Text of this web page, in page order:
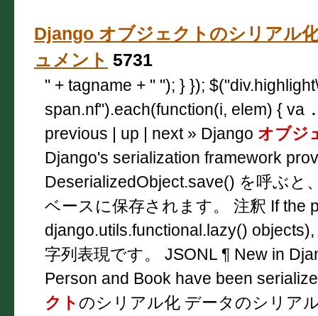
Django オブジェクトのシリアル
ュメント 5731
" + tagname + " "); } });
span.nf").each(function(i, elem) { va
previous | up | next » Django オブジ
Django's serialization framework
DeserializedObject.save() を呼ぶと
ベースに保存されます。 注釈 If the
django.utils.functional.lazy()
字列表現です。 JSONL ¶ New in
Person and Book have been
クト のシリアル化 データのシリア